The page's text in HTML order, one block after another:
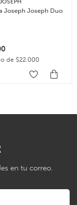
Joseph Joseph Duo
de $22.000
en tu correo.